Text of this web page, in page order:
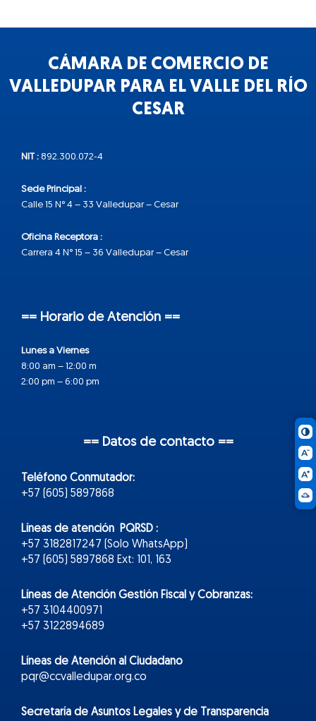
CÁMARA DE COMERCIO DE
VALLEDUPAR PARA EL VALLE DEL RÍO
CESAR
NIT : 892.300.072-4
Sede Principal :
Calle 15 N° 4 – 33 Valledupar – Cesar
Oficina Receptora :
Carrera 4 N° 15 – 36 Valledupar – Cesar
== Horario de Atención ==
Lunes a Viernes
8:00 am – 12:00 m
2:00 pm – 6:00 pm
== Datos de contacto ==
Teléfono Conmutador:
+57 (605) 5897868
Líneas de atención PQRSD :
+57 3182817247 (Solo WhatsApp)
+57 (605) 5897868 Ext: 101, 163
Líneas de Atención Gestión Fiscal y Cobranzas:
+57 3104400971
+57 3122894689
Líneas de Atención al Ciudadano
pqr@ccvalledupar.org.co
Secretaría de Asuntos Legales y de Transparencia